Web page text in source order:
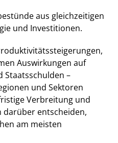
aus gleichzeitigen
und Investitionen.
Auswirkungen auf
Staatsschulden –
und Sektoren
Verbreitung und
darüber entscheiden,
am meisten